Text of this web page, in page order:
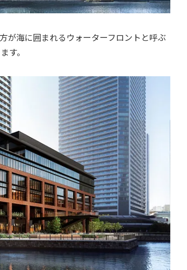
が海に囲まれるウォーターフロントと呼ぶ
す。